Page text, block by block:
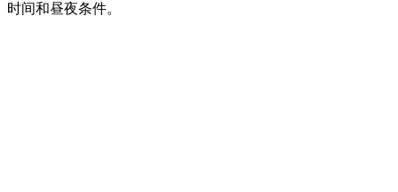
时间和昼夜条件。